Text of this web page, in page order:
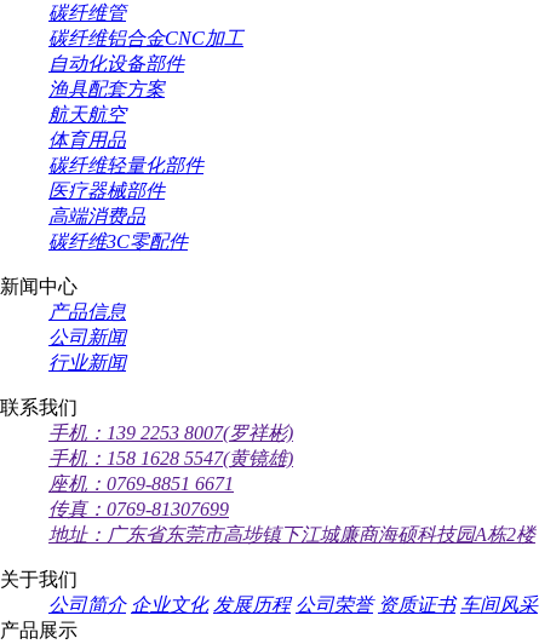
碳纤维管
碳纤维铝合金CNC加工
自动化设备部件
渔具配套方案
航天航空
体育用品
碳纤维轻量化部件
医疗器械部件
高端消费品
碳纤维3C零配件
新闻中心
产品信息
公司新闻
行业新闻
联系我们
手机：139 2253 8007(罗祥彬)
手机：158 1628 5547(黄镜雄)
座机：0769-8851 6671
传真：0769-81307699
地址：广东省东莞市高埗镇下江城廉商海硕科技园A栋2楼
关于我们
公司简介 企业文化 发展历程 公司荣誉 资质证书 车间风采
产品展示